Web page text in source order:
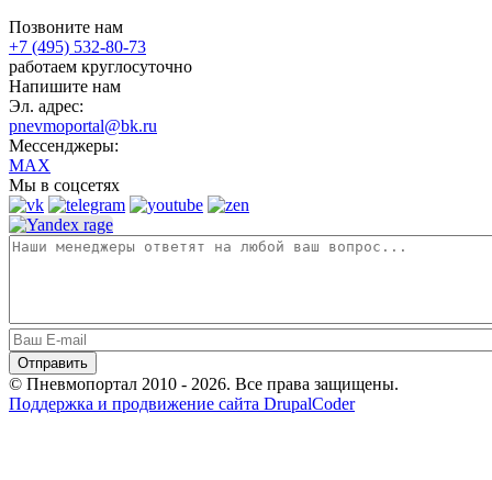
Позвоните нам
+7 (495) 532-80-73
работаем круглосуточно
Напишите нам
Эл. адрес:
pnevmoportal@bk.ru
Мессенджеры:
MAX
Мы в соцсетях
© Пневмопортал 2010 - 2026. Все права защищены.
Поддержка и продвижение сайта DrupalCoder